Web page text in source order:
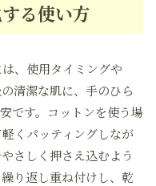
る使い方
、使用タイミングや
清潔な肌に、手のひら
です。コットンを使う場
くパッティングしなが
さしく押さえ込むよう
り返し重ね付けし、乾